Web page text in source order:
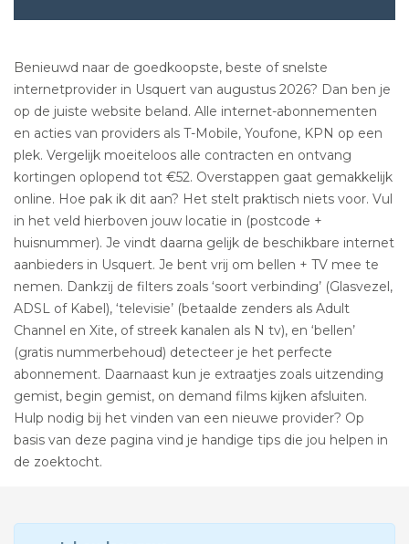
Benieuwd naar de goedkoopste, beste of snelste
internetprovider in Usquert van augustus 2026? Dan ben je
op de juiste website beland. Alle internet-abonnementen
en acties van providers als T-Mobile, Youfone, KPN op een
plek. Vergelijk moeiteloos alle contracten en ontvang
kortingen oplopend tot €52. Overstappen gaat gemakkelijk
online. Hoe pak ik dit aan? Het stelt praktisch niets voor. Vul
in het veld hierboven jouw locatie in (postcode +
huisnummer). Je vindt daarna gelijk de beschikbare internet
aanbieders in Usquert. Je bent vrij om bellen + TV mee te
nemen. Dankzij de filters zoals ‘soort verbinding’ (Glasvezel,
ADSL of Kabel), ‘televisie’ (betaalde zenders als Adult
Channel en Xite, of streek kanalen als N tv), en ‘bellen’
(gratis nummerbehoud) detecteer je het perfecte
abonnement. Daarnaast kun je extraatjes zoals uitzending
gemist, begin gemist, on demand films kijken afsluiten.
Hulp nodig bij het vinden van een nieuwe provider? Op
basis van deze pagina vind je handige tips die jou helpen in
de zoektocht.